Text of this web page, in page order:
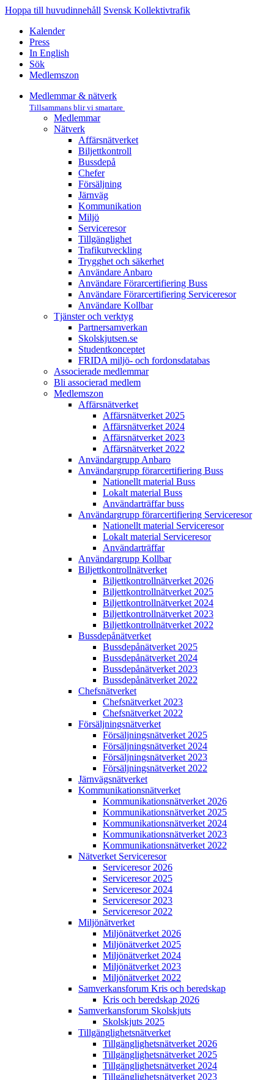
Hoppa till huvudinnehåll Svensk Kollektivtrafik
Kalender
Press
In English
Sök
Medlemszon
Medlemmar & nätverk
Tillsammans blir vi smartare
Medlemmar
Nätverk
Affärs­nätverket
Biljettkontroll­
Bussdepå­
Chefer
Försäljning
Järnväg
Kommunikation
Miljö­
Serviceresor
Tillgänglighet
Trafikutveckling
Trygghet och säkerhet
Användare Anbaro
Användare Förarcertifiering Buss
Användare Förarcertifiering Serviceresor
Användare Koll­bar
Tjänster och verktyg
Partner­samverkan
Skolskjutsen.se
Studentkonceptet
FRIDA miljö- och fordonsdatabas
Associerade medlemmar
Bli associerad medlem
Medlemszon
Affärs­nätverket
Affärs­nätverket 2025
Affärs­nätverket 2024
Affärs­nätverket 2023
Affärs­nätverket 2022
Användargrupp Anbaro
Användargrupp förarcertifiering Buss
Nationellt material Buss
Lokalt material Buss
Användarträffar buss
Användargrupp förarcertifiering Serviceresor
Nationellt material Serviceresor
Lokalt material Serviceresor
Användarträffar
Användargrupp Kollbar
Biljettkontroll­nätverket
Biljettkontroll­nätverket 2026
Biljettkontroll­nätverket 2025
Biljettkontroll­nätverket 2024
Biljettkontroll­nätverket 2023
Biljettkontroll­nätverket 2022
Bussdepå­nätverket
Bussdepå­nätverket 2025
Bussdepå­nätverket 2024
Bussdepå­nätverket 2023
Bussdepå­nätverket 2022
Chefs­nätverket
Chefs­nätverket 2023
Chefs­nätverket 2022
Försäljnings­nätverket
Försäljnings­nätverket 2025
Försäljnings­nätverket 2024
Försäljnings­nätverket 2023
Försäljnings­nätverket 2022
Järnvägs­nätverket
Kommunikations­nätverket
Kommunikations­nätverket 2026
Kommunikations­nätverket 2025
Kommunikations­nätverket 2024
Kommunikations­nätverket 2023
Kommunikations­nätverket 2022
Nätverket Serviceresor
Serviceresor 2026
Serviceresor 2025
Serviceresor 2024
Serviceresor 2023
Serviceresor 2022
Miljö­nätverket
Miljö­nätverket 2026
Miljö­nätverket 2025
Miljö­nätverket 2024
Miljö­nätverket 2023
Miljö­nätverket 2022
Samverkans­forum Kris och beredskap
Kris och beredskap 2026
Samverkans­forum Skolskjuts
Skolskjuts 2025
Tillgänglighets­nätverket
Tillgänglighets­nätverket 2026
Tillgänglighets­nätverket 2025
Tillgänglighets­nätverket 2024
Tillgänglighets­nätverket 2023